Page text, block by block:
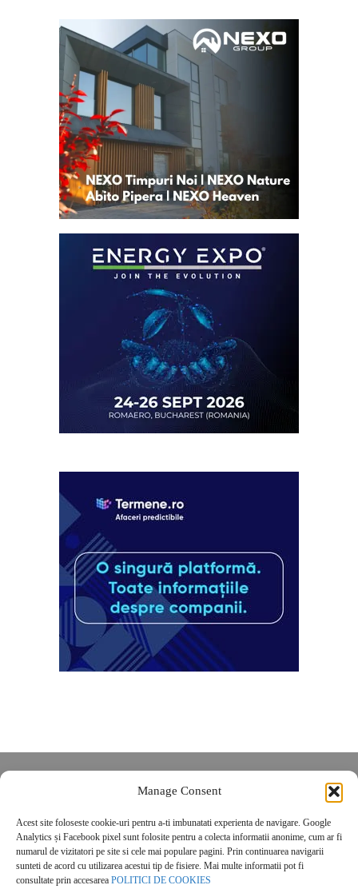
Manage Consent
Acest site foloseste cookie-uri pentru a-ti imbunatati experienta de navigare. Google
Analytics și Facebook pixel sunt folosite pentru a colecta informatii anonime, cum ar fi
numarul de vizitatori pe site si cele mai populare pagini. Prin continuarea navigarii
sunteti de acord cu utilizarea acestui tip de fisiere. Mai multe informatii pot fi
consultate prin accesarea POLITICI DE COOKIES
POLITICĂ DE CONFIDENȚIALITATE
Politica de cookies